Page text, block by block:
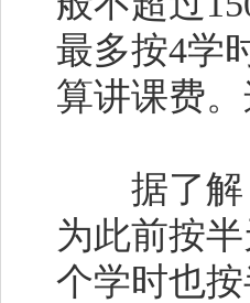
最多按4学
算讲课费
据了解，
为此前按
个学时也